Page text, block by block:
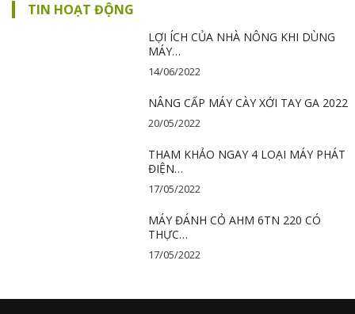
TIN HOẠT ĐỘNG
LỢI ÍCH CỦA NHÀ NÔNG KHI DÙNG
MÁY…
14/06/2022
NÂNG CẤP MÁY CÀY XỚI TAY GA 2022
20/05/2022
THAM KHẢO NGAY 4 LOẠI MÁY PHÁT
ĐIỆN…
17/05/2022
MÁY ĐÁNH CỎ AHM 6TN 220 CÓ
THỰC…
17/05/2022